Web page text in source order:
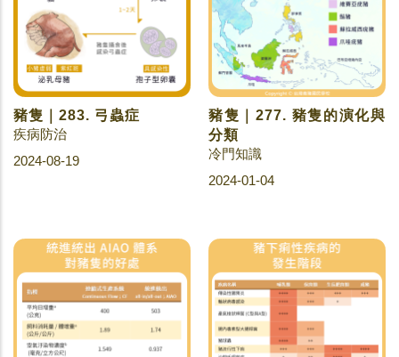
豬隻｜283. 弓蟲症
疾病防治
2024-08-19
豬隻｜277. 豬隻的演化與
分類
冷門知識
2024-01-04